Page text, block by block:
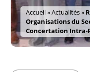
Accueil»Actualités»
Organisations du
Concertation Intra-